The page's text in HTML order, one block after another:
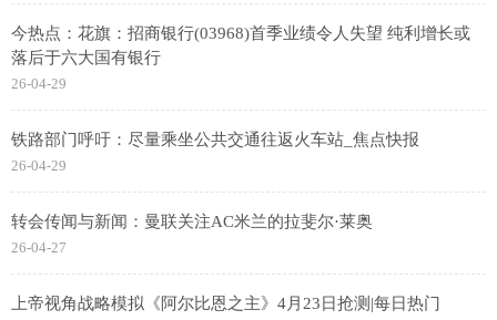
今热点：花旗：招商银行(03968)首季业绩令人失望 纯利增长或
落后于六大国有银行
26-04-29
铁路部门呼吁：尽量乘坐公共交通往返火车站_焦点快报
26-04-29
转会传闻与新闻：曼联关注AC米兰的拉斐尔·莱奥
26-04-27
上帝视角战略模拟《阿尔比恩之主》4月23日抢测|每日热门